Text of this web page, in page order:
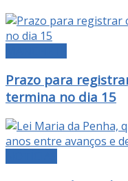
Prazo para
termina no dia 15